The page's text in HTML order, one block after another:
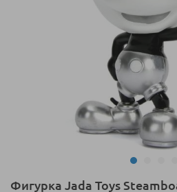
Преминете
Фигурка Jada Toys